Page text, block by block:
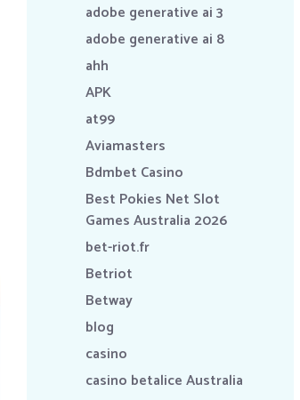
adobe generative ai 3
adobe generative ai 8
ahh
APK
at99
Aviamasters
Bdmbet Casino
Best Pokies Net Slot
Games Australia 2026
bet-riot.fr
Betriot
Betway
blog
casino
casino betalice Australia